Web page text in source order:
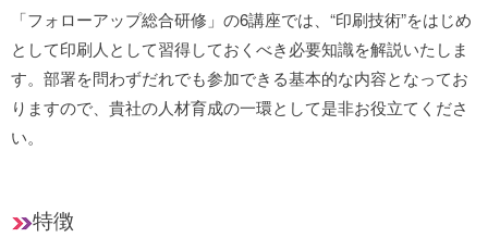
「フォローアップ総合研修」の6講座では、“印刷技術”をはじめ
として印刷人として習得しておくべき必要知識を解説いたしま
す。部署を問わずだれでも参加できる基本的な内容となってお
りますので、貴社の人材育成の一環として是非お役立てくださ
い。
特徴